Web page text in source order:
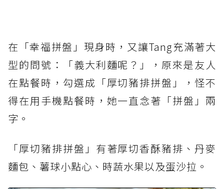
在「幸福拼盤」現身時，又讓Tang充滿著大
型的問號：「義大利麵呢？」，原來是友人
在點餐時，勾選成「厚切豬排拼盤」，怪不
得在用手機點餐時，她一直念著「拼盤」兩
字。
「厚切豬排拼盤」有著厚切香酥豬排、丹麥
麵包、薯球小點心、時蔬水果以及蛋沙拉。